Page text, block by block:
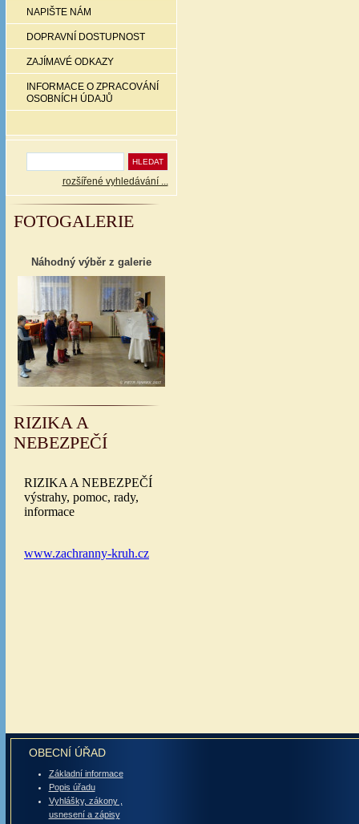
NAPIŠTE NÁM
DOPRAVNÍ DOSTUPNOST
ZAJÍMAVÉ ODKAZY
INFORMACE O ZPRACOVÁNÍ
OSOBNÍCH ÚDAJŮ
rozšířené vyhledávání ...
FOTOGALERIE
Náhodný výběr z galerie
RIZIKA A
NEBEZPEČÍ
OBECNÍ ÚŘAD
Základní informace
Popis úřadu
Vyhlášky, zákony ,
usnesení a zápisy